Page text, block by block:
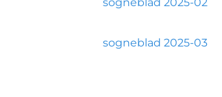
sogneblad 2025-03